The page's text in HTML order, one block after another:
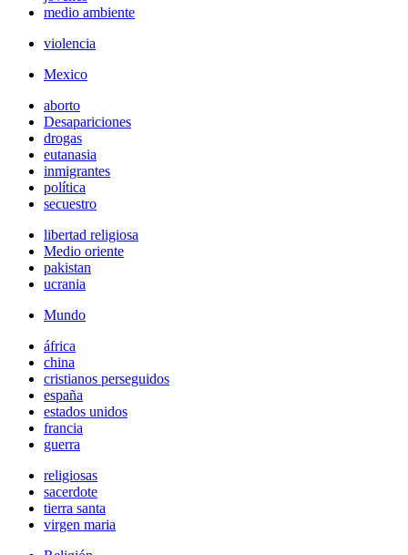
medio ambiente
violencia
Mexico
aborto
Desapariciones
drogas
eutanasia
inmigrantes
política
secuestro
libertad religiosa
Medio oriente
pakistan
ucrania
Mundo
áfrica
china
cristianos perseguidos
españa
estados unidos
francia
guerra
religiosas
sacerdote
tierra santa
virgen maria